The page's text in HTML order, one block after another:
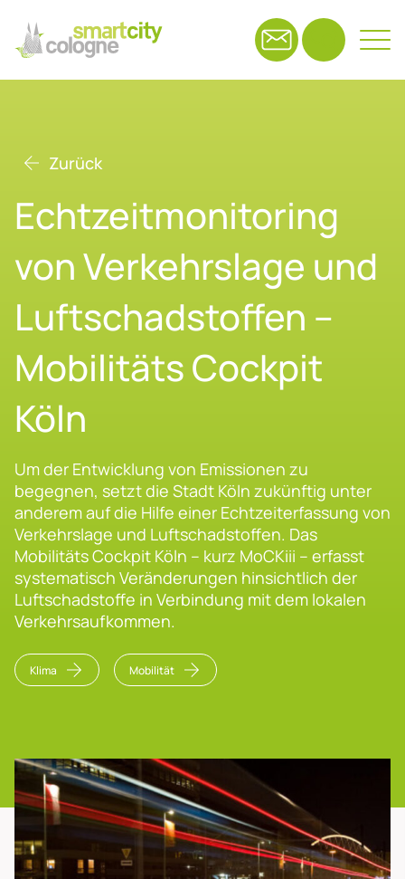
Zurück
Echt­zeit­mo­ni­to­ring
von Ver­kehrs­la­ge und
Luft­schad­stof­fen –
Mo­bi­li­täts Cock­pit
Köln
Um der Entwicklung von Emissionen zu
begegnen, setzt die Stadt Köln zukünftig unter
anderem auf die Hilfe einer Echtzeiterfassung von
Verkehrslage und Luftschadstoffen. Das
Mobilitäts Cockpit Köln – kurz MoCKiii – erfasst
systematisch Veränderungen hinsichtlich der
Luftschadstoffe in Verbindung mit dem lokalen
Verkehrsaufkommen.
Klima Mobilität